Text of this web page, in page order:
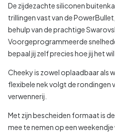
De zijdezachte siliconen
trillingen vast van de
behulp van de prachtige
Voorgeprogrammeerde
bepaal jij zelf precies hoe jij het wil.
Cheeky is zowel oplaadbaar als
flexibele nek volgt de rondingen
verwennerij.
Met zijn bescheiden formaat is
mee te nemen op een